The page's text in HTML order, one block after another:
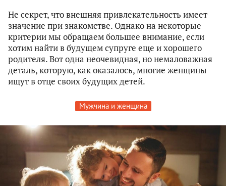
Не секрет, что внешняя привлекательность имеет
значение при знакомстве. Однако на некоторые
критерии мы обращаем большее внимание, если
хотим найти в будущем супруге еще и хорошего
родителя. Вот одна неочевидная, но немаловажная
деталь, которую, как оказалось, многие женщины
ищут в отце своих будущих детей.
Мужчина и женщина